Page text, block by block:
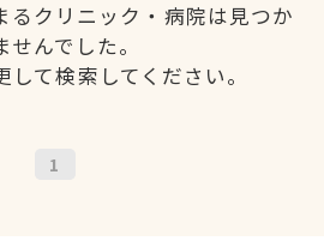
るクリニック・病院は見つか
せんでした。
て検索してください。
1